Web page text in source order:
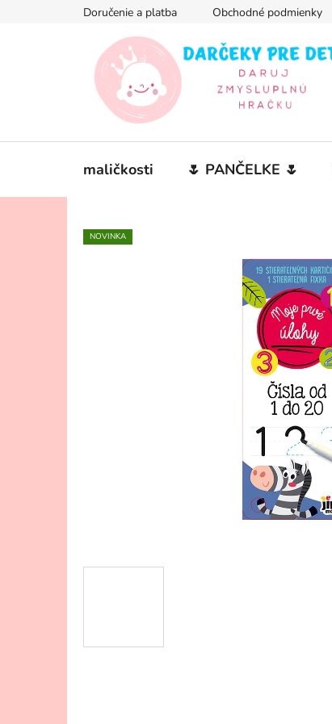
Doručenie a platba Obchodné podmienky
maličkosti 🌷 PANČELKE 🌷
NOVINKA